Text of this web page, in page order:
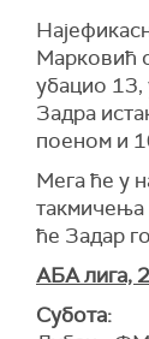
Марковић
убацио 13,
Задра
поеном и
Мега ће у
такмичења
ће Задар
АБА лига,
Субота: